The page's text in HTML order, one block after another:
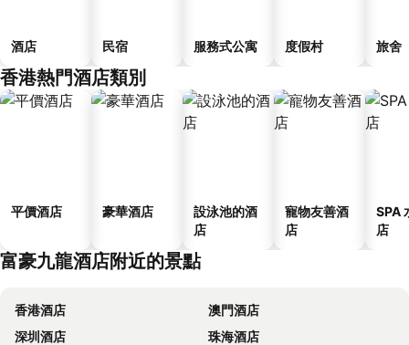
酒店 民宿 服務式公寓 度假村 旅舍
香港熱門酒店類別
平價酒店 豪華酒店
設泳池的酒
店
寵物友善酒
店
SPA
店
富豪九龍酒店附近的景點
香港酒店
澳門酒店
深圳酒店
珠海酒店